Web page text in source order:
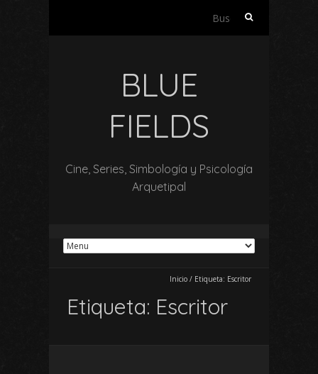
Buscar:
BLUE
FIELDS
Cine, Series, Simbología y Psicología
Arquetipal
Inicio / Etiqueta: Escritor
Etiqueta: Escritor